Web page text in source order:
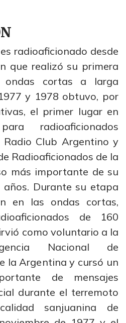
radioaficionado desde
que realizó su primera
ondas cortas a larga
y 1978 obtuvo, por
el primer lugar en
radioaficionados
Club Argentino y
Radioaficionados de la
más importante de su
años. Durante su etapa
en las ondas cortas,
de 160
como voluntario a la
Nacional de
la Argentina y cursó un
de mensajes
durante el terremoto
sanjuanina de